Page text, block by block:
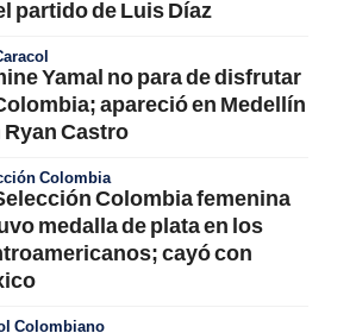
partido de Luis Díaz
Yamal no para de disfrutar
apareció en Medellín
Castro
Colombia
Colombia femenina
medalla de plata en los
cayó con
Colombiano